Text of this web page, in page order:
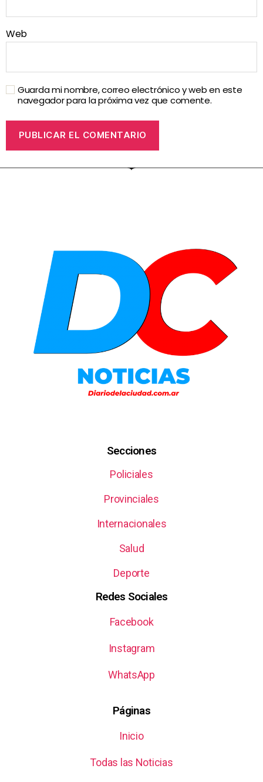
Web
Guarda mi nombre, correo electrónico y web en este
navegador para la próxima vez que comente.
Secciones
Policiales
Provinciales
Internacionales
Salud
Deporte
Redes Sociales
Facebook
Instagram
WhatsApp
Páginas
Inicio
Todas las Noticias